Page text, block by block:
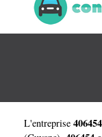
L'entreprise 406454